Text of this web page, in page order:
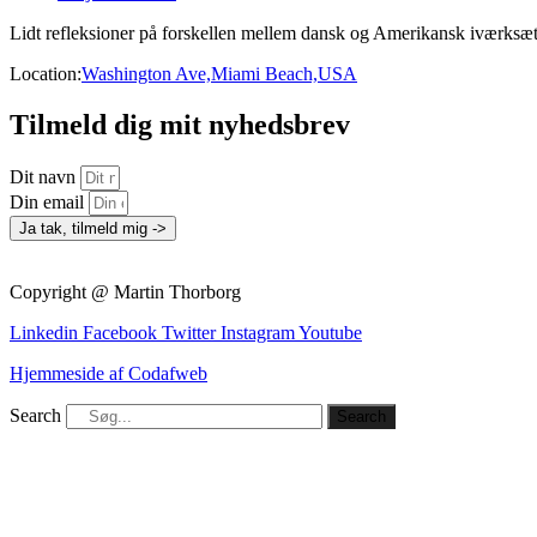
Lidt refleksioner på forskellen mellem dansk og Amerikansk
Location:Washington Ave,Miami Beach,USA
Tilmeld dig mit nyhedsbrev
Dit navn
Din email
Ja tak, tilmeld mig ->
Copyright @ Martin Thorborg
Linkedin Facebook Twitter InstagramYoutube
Hjemmeside af Codafweb
Search Search